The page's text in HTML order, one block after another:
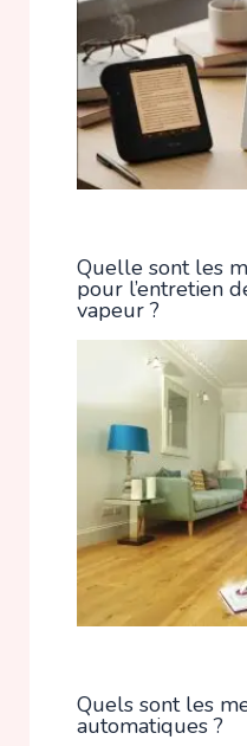
Quelle sont les
pour l’entretien
vapeur ?
Quels sont les
automatiques ?